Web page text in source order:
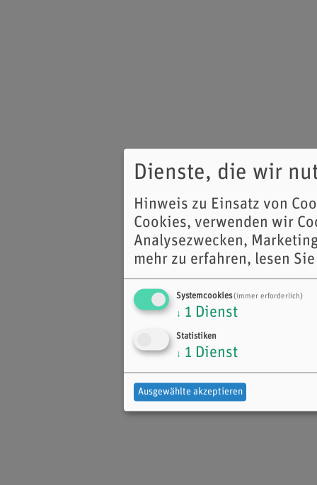
Dienste, die wir
Hinweis zu Einsatz von
Cookies, verwenden wir
Analysezwecken,
mehr zu erfahren, lesen
Systemcookies(immer erforderlich)
↓ 1 Dienst
Statistiken
↓ 1 Dienst
Ausgewählte akzeptieren